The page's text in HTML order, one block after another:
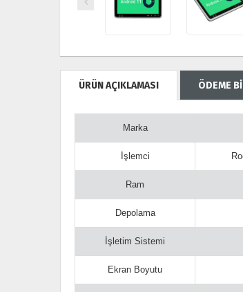
ÜRÜN AÇIKLAMASI ÖDEME
Marka
İşlemci
Ram
Depolama
İşletim Sistemi
Ekran Boyutu